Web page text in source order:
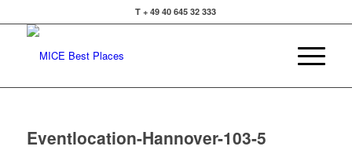
T + 49 40 645 32 333
Eventlocation-Hannover-103-5